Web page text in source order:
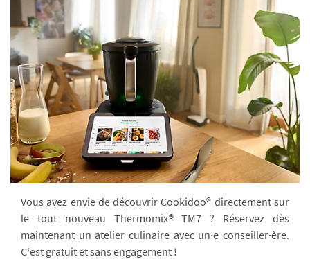
Vous avez envie de découvrir Cookidoo® directement sur
le tout nouveau Thermomix® TM7 ? Réservez dès
maintenant un atelier culinaire avec un·e conseiller·ère.
C'est gratuit et sans engagement !